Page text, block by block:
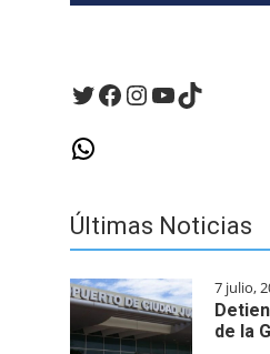
Twitter
Facebook
Instagram
YouTube
TikTok
WhatsApp
Últimas Noticias
7 julio,
de la